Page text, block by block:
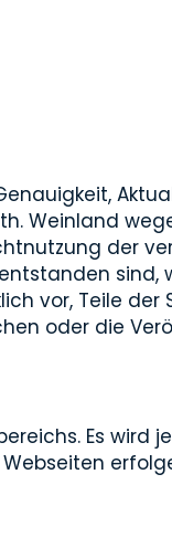
Weinland
der
sind,
vor, Teile der
oder die
Es wird